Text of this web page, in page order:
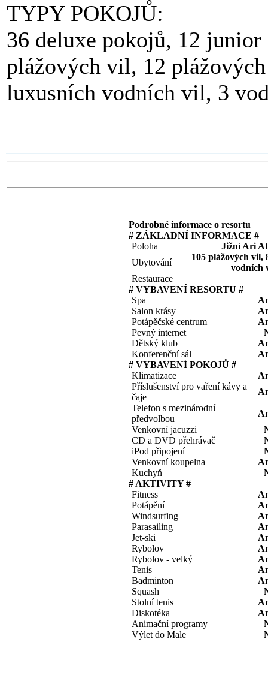
TYPY POKOJŮ:
36 deluxe pokojů, 12 junior
plážových vil, 12
luxusních vodních vil, 3
Podrobné informace o resortu
# ZÁKLADNÍ INFORMACE #
Poloha
Jižní Ari
Ubytování
105 plážových vil,
vodních
Restaurace
# VYBAVENÍ RESORTU #
Spa
Salon krásy
Potápěčské centrum
Pevný internet
Dětský klub
Konferenční sál
# VYBAVENÍ POKOJŮ #
Klimatizace
Příslušenství pro vaření kávy a
čaje
Telefon s mezinárodní
předvolbou
Venkovní jacuzzi
CD a DVD přehrávač
iPod připojení
Venkovní koupelna
Kuchyň
# AKTIVITY #
Fitness
Potápění
Windsurfing
Parasailing
Jet-ski
Rybolov
Rybolov - velký
Tenis
Badminton
Squash
Stolní tenis
Diskotéka
Animační programy
Výlet do Male